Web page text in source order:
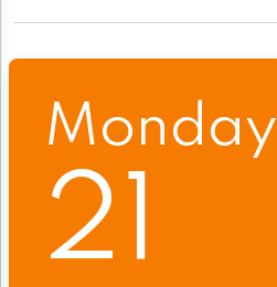
Monday
21